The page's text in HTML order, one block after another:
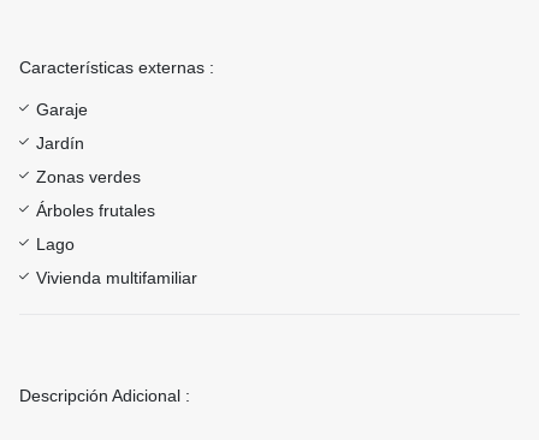
Características externas :
Garaje
Jardín
Zonas verdes
Árboles frutales
Lago
Vivienda multifamiliar
Descripción Adicional :